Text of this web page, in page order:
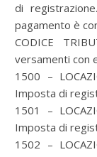
di
pagamento è
CODICE
versamenti con
1500 –
Imposta di
1501 –
Imposta di
1502 –